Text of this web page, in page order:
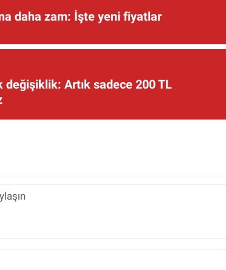
daha zam: İşte yeni fiyatlar
değişiklik: Artık sadece 200 TL